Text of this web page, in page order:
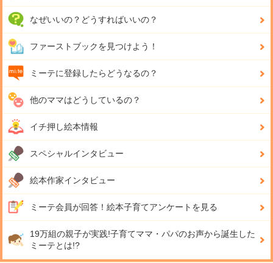
なぜいいの？どうすればいいの？
ファーストブックを見つけよう！
ミーテに登録したらどうなるの？
他のママはどうしているの？
イチ押し絵本情報
スペシャルインタビュー
絵本作家インタビュー
ミーテ会員が回答！ 絵本子育てアンケートを見る
19万組の親子が実践!子育てママ・パパのお声から誕生した
ミーテとは!?